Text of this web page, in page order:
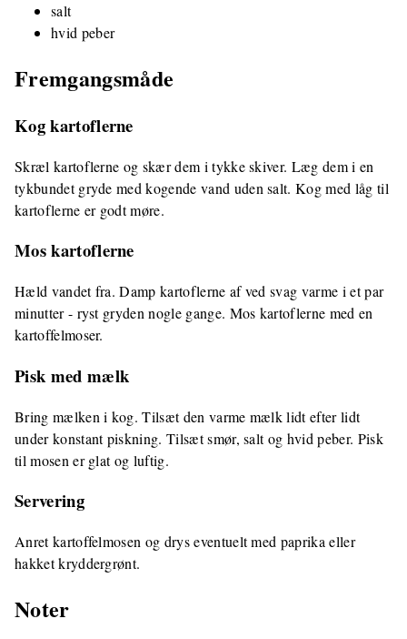
salt
hvid peber
Fremgangsmåde
Kog kartoflerne
Skræl kartoflerne og skær dem i tykke skiver. Læg dem i en
tykbundet gryde med kogende vand uden salt. Kog med låg til
kartoflerne er godt møre.
Mos kartoflerne
Hæld vandet fra. Damp kartoflerne af ved svag varme i et par
minutter - ryst gryden nogle gange. Mos kartoflerne med en
kartoffelmoser.
Pisk med mælk
Bring mælken i kog. Tilsæt den varme mælk lidt efter lidt
under konstant piskning. Tilsæt smør, salt og hvid peber. Pisk
til mosen er glat og luftig.
Servering
Anret kartoffelmosen og drys eventuelt med paprika eller
hakket kryddergrønt.
Noter